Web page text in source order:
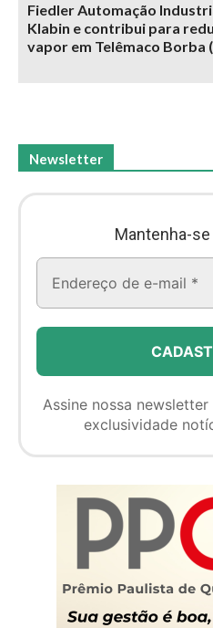
Fiedler Automação
Klabin e contribui para
vapor em Telêmaco Borba
Newsletter
Mantenha-
Assine nossa
exclusividade